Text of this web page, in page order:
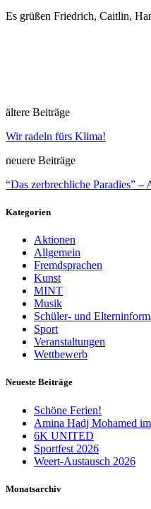
Es grüßen Friedrich, Caitlin,
ältere Beiträge
Wir radeln fürs Klima!
neuere Beiträge
“Das zerbrechliche Paradies”
Kategorien
Aktionen
Allgemein
Fremdsprachen
Kunst
MINT
Musik
Schüler- und
Sport
Veranstaltungen
Wettbewerb
Neueste Beiträge
Schöne Ferien!
Amina Hadj Mohamed
6K UNITED
Sportfest 2026
Weert-Austausch 2026
Monatsarchiv